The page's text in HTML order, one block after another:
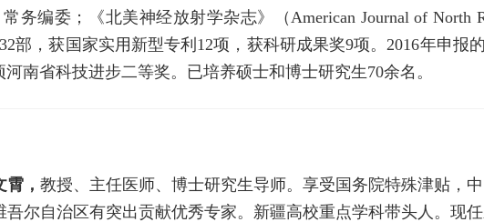
务编委；《北美神经放射学杂志》（American Journal of
部，获国家实用新型专利12项，获科研成果奖9项。2016年申
南省科技进步二等奖。已培养硕士和博士研究生70余名。
霄， 教授、主任医师、博士研究生导师。享受国务院特殊津贴，
吾尔自治区有突出贡献优秀专家。新疆高校重点学科带头人。现